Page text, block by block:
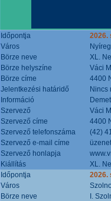
Időpontja
2026.
Város
Börze neve
XL.
Börze helyszíne
Váci
Börze címe
4400
Jelentkezési határidő
Nincs
Információ
Szervező
Váci
Szervező címe
4400
Szervező telefonszáma
(42)
Szervező e-mail címe
Szervező honlapja
Kiállítás
XL.
Időpontja
2026.
Város
Börze neve
I.